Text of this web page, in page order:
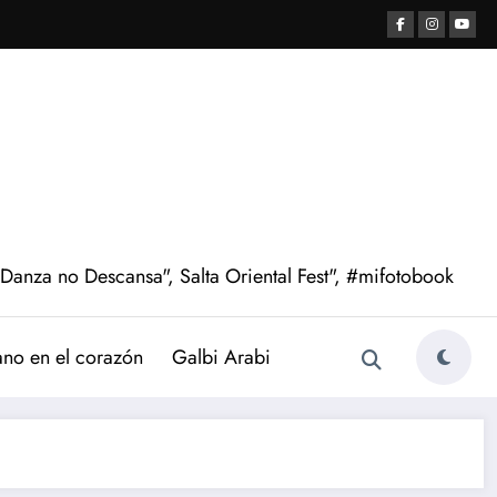
no Descansa", Salta Oriental Fest", #mifotobook
en el corazón Galbi Arabi